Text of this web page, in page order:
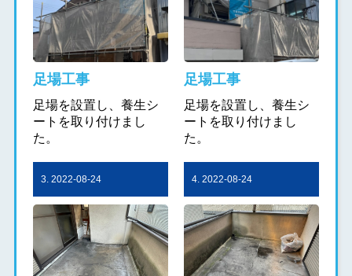
足場工事
足場を設置し、養生シ
ートを取り付けまし
た。
足場工事
足場を設置し、養生シ
ートを取り付けまし
た。
3. 2022-08-24 4. 2022-08-24